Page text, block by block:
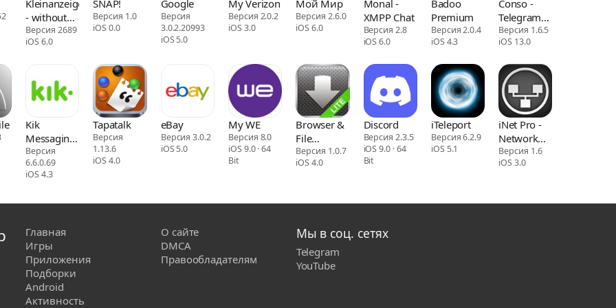
Kleinanzeigen
- without
eBay
Версия 2689
iOS 6.0
SNAP!
Версия 1.0
iOS 0.0
Google
Версия
3.0.2.20993
iOS 5.0
My Verizon
Версия 2.0.2
iOS 3.0
Мой Мир
Версия 2.6.0
iOS 6.0
Monal -
XMPP Chat
Версия 2.8
iOS 6.0
Badoo
Premium
Версия 2.0.4
iOS 4.3
Conso -
Telegram
Web3
Console
Версия 1.6.5
iOS 13.0
Kik
Messaging
& Chat App
Версия
6.6.0.69
iOS 4.3
Tapatalk
Версия
1.13.6
iOS 4.0
eBay
Версия 3.0.2
iOS 5.0
My WE
Версия 8.0
iOS 9.0 · 64
Bit
Browser &
File
Manager
Версия 1.0.7
iOS 4.0
Discord
Версия 2.3.5
iOS 9.0 · 64
Bit
iTeleport
Версия 6.2.9
iOS 5.1
iNet Pro -
Network
Scanner
Версия 1.6
iOS 3.0
Главная
Игры
Приложения
Подборки
Android
Активность
О сайте
DMCA
Правообладателям
Мы в соц. сетях
Telegram
YouTube